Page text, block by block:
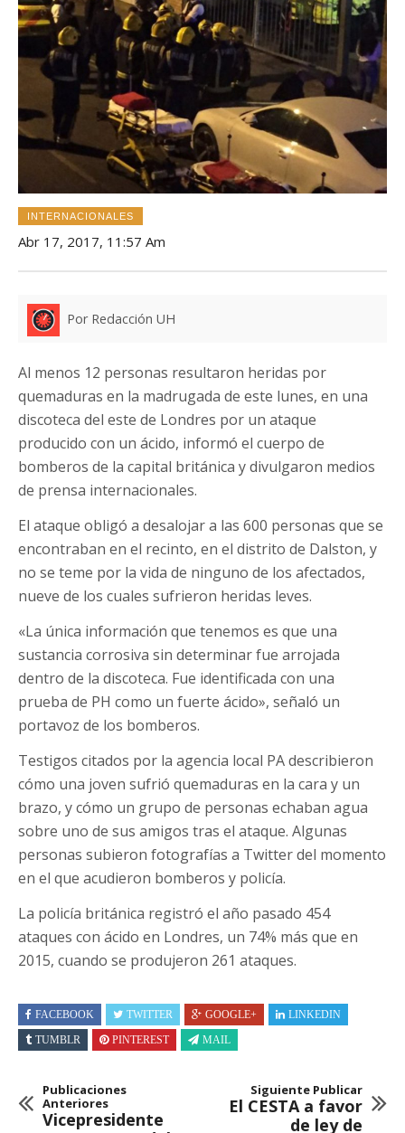
INTERNACIONALES
Abr 17, 2017, 11:57 Am
Por Redacción UH
Al menos 12 personas resultaron heridas por
quemaduras en la madrugada de este lunes, en una
discoteca del este de Londres por un ataque
producido con un ácido, informó el cuerpo de
bomberos de la capital británica y divulgaron medios
de prensa internacionales.
El ataque obligó a desalojar a las 600 personas que se
encontraban en el recinto, en el distrito de Dalston, y
no se teme por la vida de ninguno de los afectados,
nueve de los cuales sufrieron heridas leves.
«La única información que tenemos es que una
sustancia corrosiva sin determinar fue arrojada
dentro de la discoteca. Fue identificada con una
prueba de PH como un fuerte ácido», señaló un
portavoz de los bomberos.
Testigos citados por la agencia local PA describieron
cómo una joven sufrió quemaduras en la cara y un
brazo, y cómo un grupo de personas echaban agua
sobre uno de sus amigos tras el ataque. Algunas
personas subieron fotografías a Twitter del momento
en el que acudieron bomberos y policía.
La policía británica registró el año pasado 454
ataques con ácido en Londres, un 74% más que en
2015, cuando se produjeron 261 ataques.
FACEBOOK TWITTER GOOGLE+
LINKEDIN
TUMBLR
PINTEREST MAIL
Publicaciones
Anteriores
Vicepresidente
Siguiente Publicar
El CESTA a favor
de ley de